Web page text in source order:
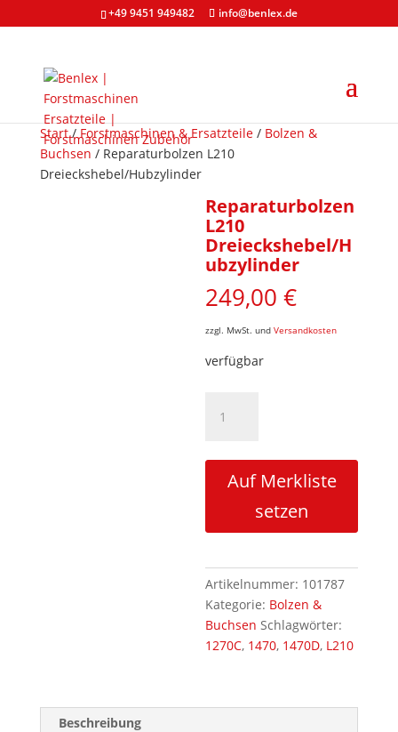
+49 9451 949482 info@benlex.de
Start/Forstmaschinen & Ersatzteile/ Bolzen &
Buchsen / Reparaturbolzen L210
Dreieckshebel/Hubzylinder
Reparaturbolzen
L210
Dreieckshebel/H
ubzylinder
249,00€
zzgl. MwSt. undVersandkosten
verfügbar
L210
Menge
Auf Merkliste
setzen
Artikelnummer: 101787
Kategorie: Bolzen &
Buchsen Schlagwörter:
1270C, 1470, 1470D, L210
Beschreibung